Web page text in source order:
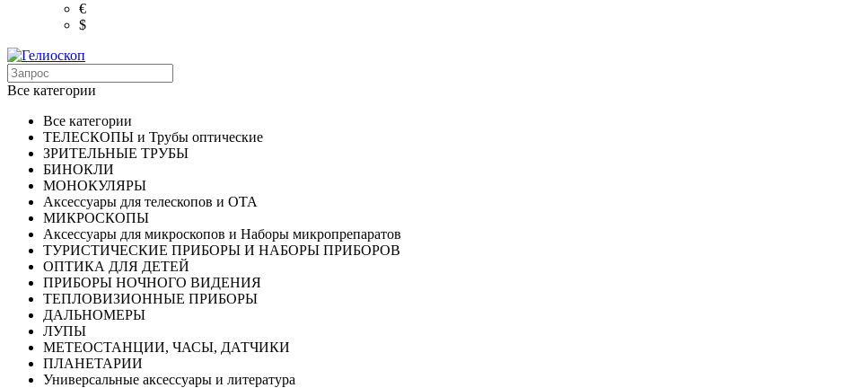
€
$
Все категории
Все категории
ТЕЛЕСКОПЫ и Трубы оптические
ЗРИТЕЛЬНЫЕ ТРУБЫ
БИНОКЛИ
МОНОКУЛЯРЫ
Аксессуары для телескопов и ОТА
МИКРОСКОПЫ
Аксессуары для микроскопов и Наборы микропрепаратов
ТУРИСТИЧЕСКИЕ ПРИБОРЫ И НАБОРЫ ПРИБОРОВ
ОПТИКА ДЛЯ ДЕТЕЙ
ПРИБОРЫ НОЧНОГО ВИДЕНИЯ
ТЕПЛОВИЗИОННЫЕ ПРИБОРЫ
ДАЛЬНОМЕРЫ
ЛУПЫ
МЕТЕОСТАНЦИИ, ЧАСЫ, ДАТЧИКИ
ПЛАНЕТАРИИ
Универсальные аксессуары и литература